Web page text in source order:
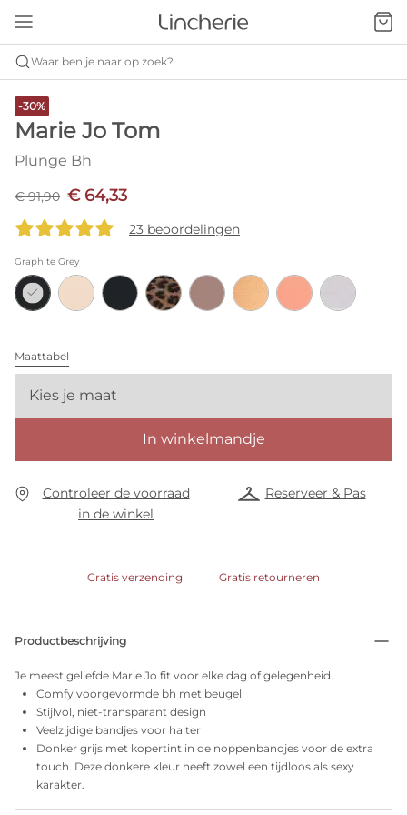
Waar ben je naar op zoek?
-30%
Marie Jo Tom
Plunge Bh
€ 91,90 € 64,33
23 beoordelingen
Graphite Grey
Maattabel
Kies je maat
In winkelmandje
Controleer de voorraad
in de winkel
Reserveer & Pas
Gratis verzending Gratis retourneren
Productbeschrijving
Je meest geliefde Marie Jo fit voor elke dag of gelegenheid.
Comfy voorgevormde bh met beugel
Stijlvol, niet-transparant design
Veelzijdige bandjes voor halter
Donker grijs met kopertint in de noppenbandjes voor de extra
touch. Deze donkere kleur heeft zowel een tijdloos als sexy
karakter.